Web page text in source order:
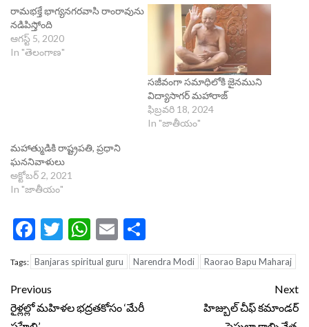
రామభక్తే భాగ్యనగరవాసి రాంరావును
నడిపిస్తోంది
ఆగస్ట్ 5, 2020
In "తెలంగాణ"
సజీవంగా సమాధిలోకి జైనముని
విద్యాసాగర్‌ మహారాజ్‌
ఫిబ్రవరి 18, 2024
In "జాతీయం"
మ‌హాత్ముడికి రాష్ట్ర‌ప‌తి, ప్ర‌ధాని
ఘననివాళులు
అక్టోబర్ 2, 2021
In "జాతీయం"
Facebook
Twitter
WhatsApp
Email
Tags: Banjaras spiritual guru Narendra Modi Raorao Bapu Maharaj
Continue
Reading
Previous
రైళ్లల్లో మహిళల భద్రతకోసం ‘మేరీ
Next
హిజ్బుల్ చీఫ్‌ కమాండర్‌